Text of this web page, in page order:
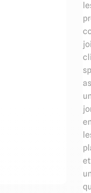
et